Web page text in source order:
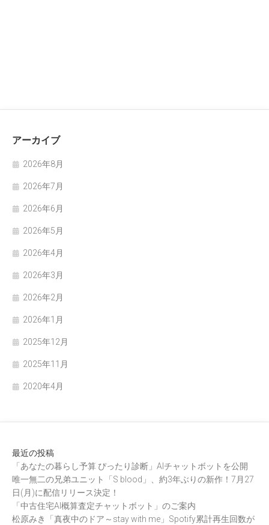
アーカイブ
2026年8月
2026年7月
2026年6月
2026年5月
2026年4月
2026年3月
2026年2月
2026年1月
2025年12月
2025年11月
2020年4月
最近の投稿
「あなたの暮らし予算 ぴったり診断」AIチャットボットを公開
唯一無二の兄弟ユニット「S blood」、約3年ぶりの新作！7月27
日(月)に配信リリース決定！
「中古住宅AI概算査定チャットボット」のご案内
松原みき「真夜中のドア～stay with me」Spotify累計再生回数が